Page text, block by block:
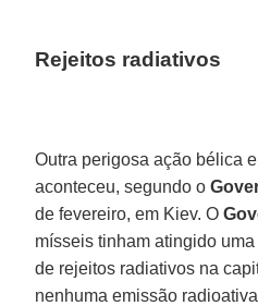
Rejeitos radiativos
Outra perigosa ação bélica
aconteceu, segundo o
de fevereiro, em Kiev. O
mísseis tinham atingido
de rejeitos radiativos na
nenhuma emissão